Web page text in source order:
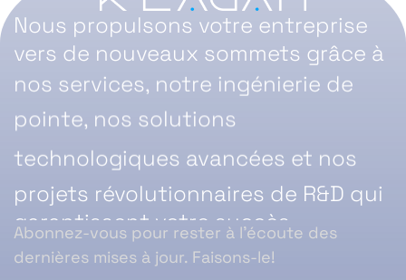
Nous propulsons votre entreprise
vers de nouveaux sommets grâce à
nos services, notre ingénierie de
pointe, nos solutions
technologiques avancées et nos
projets révolutionnaires de R&D qui
garantissent votre succès.
Abonnez-vous pour rester à l’écoute des
dernières mises à jour. Faisons-le!